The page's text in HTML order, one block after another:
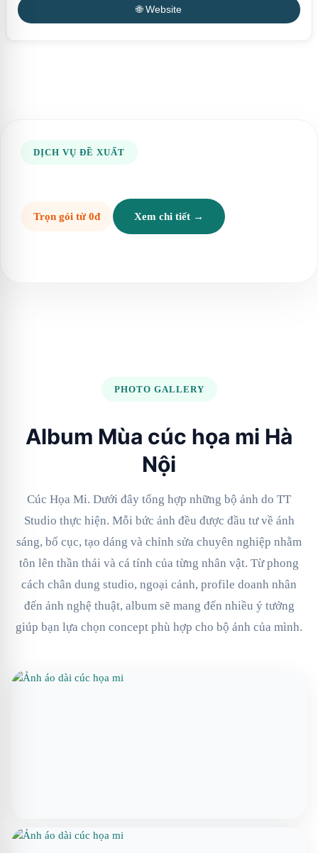
🌐 Website
DỊCH VỤ ĐỀ XUẤT
Trọn gói từ 0đ Xem chi tiết →
PHOTO GALLERY
Album Mùa cúc họa mi Hà
Nội
Cúc Họa Mi. Dưới đây tổng hợp những bộ ảnh do TT
Studio thực hiện. Mỗi bức ảnh đều được đầu tư về ánh
sáng, bố cục, tạo dáng và chỉnh sửa chuyên nghiệp nhằm
tôn lên thần thái và cá tính của từng nhân vật. Từ phong
cách chân dung studio, ngoại cảnh, profile doanh nhân
đến ảnh nghệ thuật, album sẽ mang đến nhiều ý tưởng
giúp bạn lựa chọn concept phù hợp cho bộ ảnh của mình.